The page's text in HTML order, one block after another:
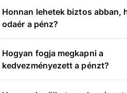
Honnan lehetek biztos abban,
odaér a pénz?
Hogyan fogja megkapni a
kedvezményezett a pénzt?